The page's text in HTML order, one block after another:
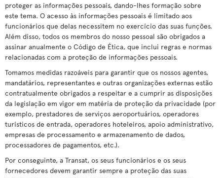
proteger as informações pessoais, dando-lhes formação sobre
este tema. O acesso às informações pessoais é limitado aos
funcionários que delas necessitem no exercício das suas funções.
Além disso, todos os membros do nosso pessoal são obrigados a
assinar anualmente o Código de Ética, que inclui regras e normas
relacionadas com a proteção de informações pessoais.
Tomamos medidas razoáveis para garantir que os nossos agentes,
mandatários, representantes e outras organizações externas estão
contratualmente obrigados a respeitar e a cumprir as disposições
da legislação em vigor em matéria de proteção da privacidade (por
exemplo, prestadores de serviços aeroportuários, operadores
turísticos de entrada, operadores hoteleiros, apoio administrativo,
empresas de processamento e armazenamento de dados,
processadores de pagamentos, etc.).
Por conseguinte, a Transat, os seus funcionários e os seus
fornecedores devem garantir sempre a proteção das suas